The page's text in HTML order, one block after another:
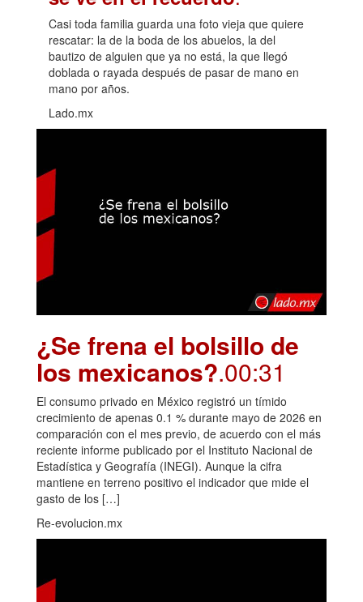
Casi toda familia guarda una foto vieja que quiere
rescatar: la de la boda de los abuelos, la del
bautizo de alguien que ya no está, la que llegó
doblada o rayada después de pasar de mano en
mano por años.
Lado.mx
¿Se frena el bolsillo de
los mexicanos?.00:31
El consumo privado en México registró un tímido
crecimiento de apenas 0.1 % durante mayo de 2026 en
comparación con el mes previo, de acuerdo con el más
reciente informe publicado por el Instituto Nacional de
Estadística y Geografía (INEGI). Aunque la cifra
mantiene en terreno positivo el indicador que mide el
gasto de los […]
Re-evolucion.mx